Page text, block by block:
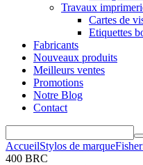
Travaux
Cartes de
Etiquettes
Fabricants
Nouveaux produits
Meilleurs ventes
Promotions
Notre Blog
Contact
AccueilStylos de marqueFisher
400 BRC